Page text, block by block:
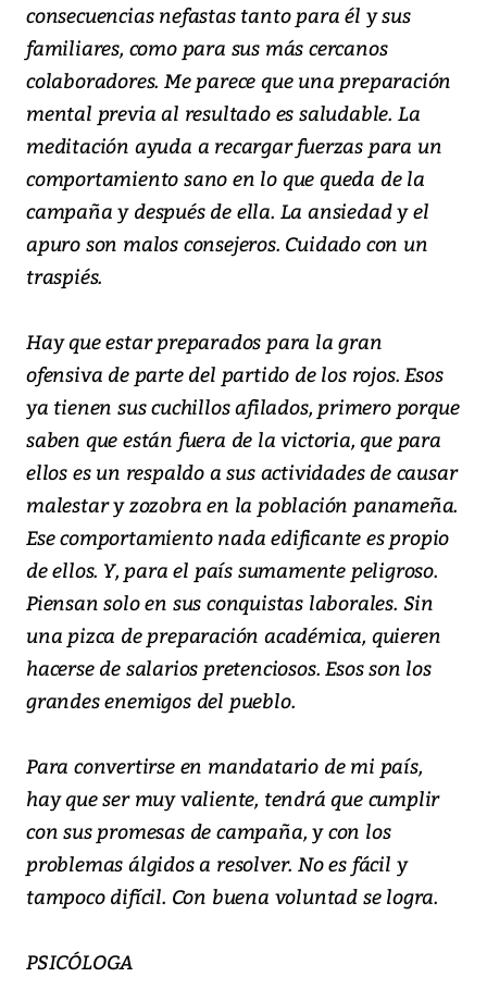
consecuencias nefastas tanto para él y sus
familiares, como para sus más cercanos
colaboradores. Me parece que una preparación
mental previa al resultado es saludable. La
meditación ayuda a recargar fuerzas para un
comportamiento sano en lo que queda de la
campaña y después de ella. La ansiedad y el
apuro son malos consejeros. Cuidado con un
traspiés.
Hay que estar preparados para la gran
ofensiva de parte del partido de los rojos. Esos
ya tienen sus cuchillos afilados, primero porque
saben que están fuera de la victoria, que para
ellos es un respaldo a sus actividades de causar
malestar y zozobra en la población panameña.
Ese comportamiento nada edificante es propio
de ellos. Y, para el país sumamente peligroso.
Piensan solo en sus conquistas laborales. Sin
una pizca de preparación académica, quieren
hacerse de salarios pretenciosos. Esos son los
grandes enemigos del pueblo.
Para convertirse en mandatario de mi país,
hay que ser muy valiente, tendrá que cumplir
con sus promesas de campaña, y con los
problemas álgidos a resolver. No es fácil y
tampoco difícil. Con buena voluntad se logra.
PSICÓLOGA